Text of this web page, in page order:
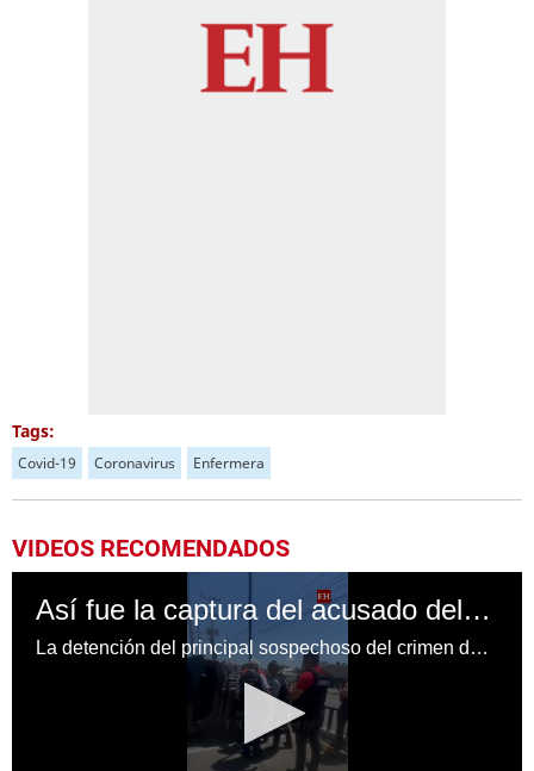
Tags:
Covid-19 Coronavirus Enfermera
VIDEOS RECOMENDADOS
Así fue la captura del acusado del crimen de la enfermera Elvia Gómez
La detención del principal sospechoso del crimen de la enfermera Elvia Gómez se realizó en el marco de un operativo policial, como parte del proceso de investigación del caso.